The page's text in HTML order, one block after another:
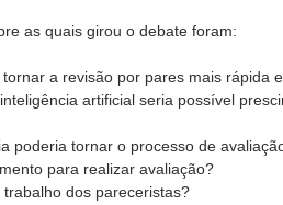
as quais girou o debate foram:
a revisão por pares mais rápida
artificial seria possível
poderia tornar o processo de
para realizar avaliação?
dos pareceristas?